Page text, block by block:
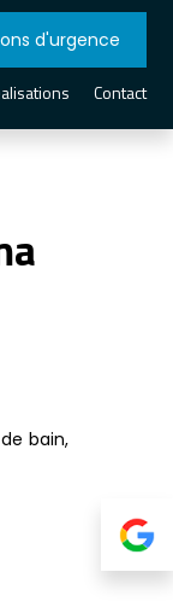
d'urgence
Contact
bain,